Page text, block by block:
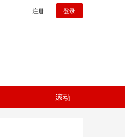
注册 登录
滚动